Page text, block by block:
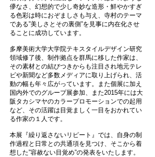
儚なさ、幻想的で少し奇妙な造形・鮮やかすぎ
る色彩は時におぞましさも与え、寺村のテーマ
である”美しさとその裏側”を見事に内在化させ
ることに成功しています。
多摩美術大学大学院テキスタイルデザイン研究
領域修了後、制作拠点を群馬に移した作家は、
その素材との結びつきからも注目され地元テレ
ビや新聞など多数メディアに取り上げられ、活
動の幅も年々広がっています。
また個展に加え
国内外でのグループ展参加、また2015年には大
阪タカシマヤのカラープロモーションでの起用
など、 その活躍は目覚ましく一目をおかれてい
る作家の１人です。
本展『繰り返さないリピート』では、自身の制
作過程と日常との共通項を 見つけ、そこから着
想した”容赦ない目覚め”の発表をいたします。